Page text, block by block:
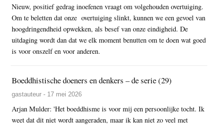
Nieuw, positief gedrag inoefenen vraagt om volgehouden overtuiging.
Om te beletten dat onze overtuiging slinkt, kunnen we een gevoel van
hoogdringendheid opwekken, als besef van onze eindigheid. De
uitdaging wordt dan dat we elk moment benutten om te doen wat goed
is voor onszelf en voor anderen.
Boeddhistische doeners en denkers – de serie (29)
gastauteur - 17 mei 2026
Arjan Mulder: 'Het boeddhisme is voor mij een persoonlijke tocht. Ik
weet dat dit niet wordt aangeraden, maar ik kan niet zo veel met